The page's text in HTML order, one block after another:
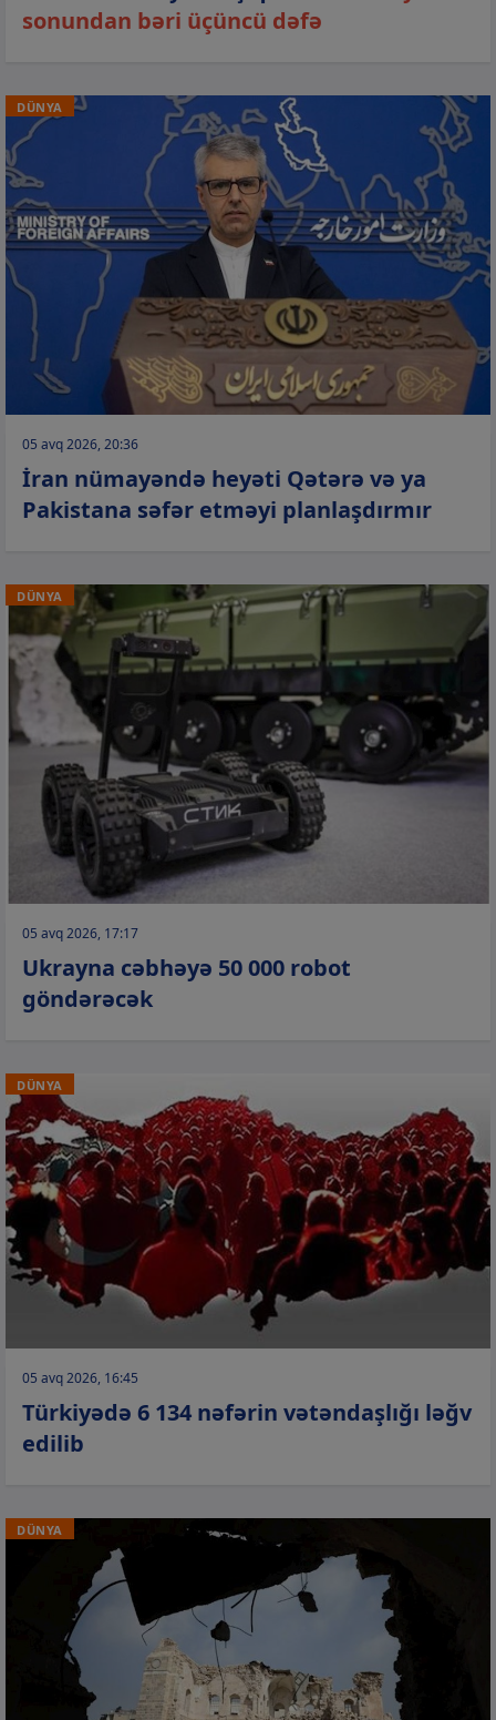
sonundan bəri üçüncü dəfə
DÜNYA
05 avq 2026, 20:36
İran nümayəndə heyəti Qətərə və ya
Pakistana səfər etməyi planlaşdırmır
DÜNYA
05 avq 2026, 17:17
Ukrayna cəbhəyə 50 000 robot
göndərəcək
DÜNYA
05 avq 2026, 16:45
Türkiyədə 6 134 nəfərin vətəndaşlığı ləğv
edilib
DÜNYA